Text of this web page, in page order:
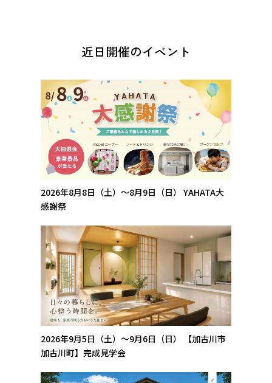
近日開催のイベント
2026年8月8日（土）～8月9日（日） YAHATA大
感謝祭
2026年9月5日（土）～9月6日（日）
【加古川市
加古川町】完成見学会